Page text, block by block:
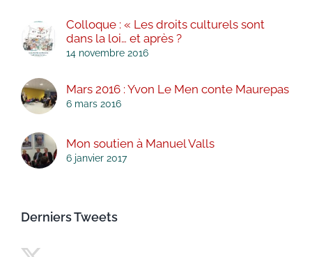
Colloque : « Les droits culturels sont
dans la loi… et après ?
14 novembre 2016
Mars 2016 : Yvon Le Men conte Maurepas
6 mars 2016
Mon soutien à Manuel Valls
6 janvier 2017
Derniers Tweets